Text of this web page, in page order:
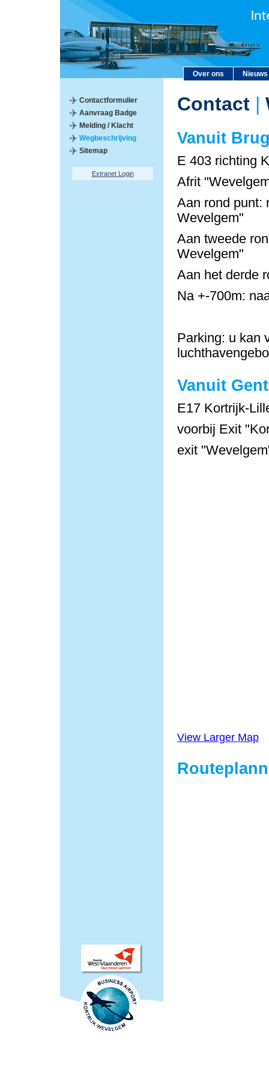
Over ons Nieuws
Contactformulier
Aanvraag Badge
Melding / Klacht
Wegbeschrijving
Sitemap
Extranet Login
Contact |
Vanuit
E 403 richting
Afrit
Aan rond punt:
Wevelgem"
Aan tweede
Wevelgem"
Aan het derde
Na +-700m:
Parking: u kan
Vanuit Gent
E17 Kortrijk-
voorbij Exit
exit
View Larger Map